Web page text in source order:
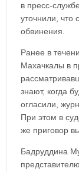
в пресс-
уточнили, что
обвинения.
Ранее в
Махачкалы в
знают, когда
огласили,
При этом в
же приговор
Бадруддина